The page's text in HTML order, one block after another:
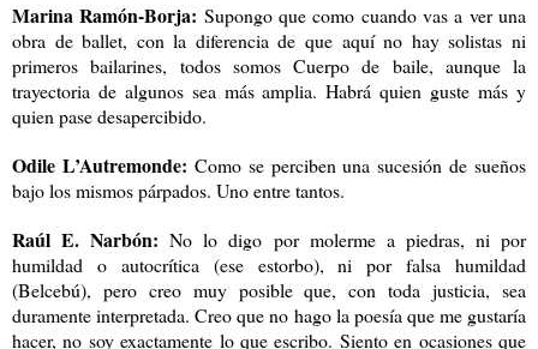
Marina Ramón-Borja: Supongo que como cuando vas a ver una
obra de ballet, con la diferencia de que aquí no hay solistas ni
primeros bailarines, todos somos Cuerpo de baile, aunque la
trayectoria de algunos sea más amplia. Habrá quien guste más y
quien pase desapercibido.
Odile L’Autremonde: Como se perciben una sucesión de sueños
bajo los mismos párpados. Uno entre tantos.
Raúl E. Narbón: No lo digo por molerme a piedras, ni por
humildad o autocrítica (ese estorbo), ni por falsa humildad
(Belcebú), pero creo muy posible que, con toda justicia, sea
duramente interpretada. Creo que no hago la poesía que me gustaría
hacer, no soy exactamente lo que escribo. Siento en ocasiones que